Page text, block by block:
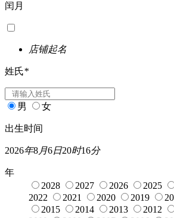
闰月
店铺起名
姓氏*
男 女
出生时间
2026年8月6日20时16分
年
2028
2027 2026 2025
2022
2021 2020 2019
2015
2014 2013 2012